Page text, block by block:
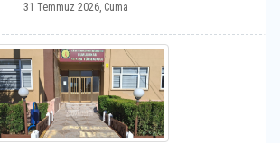
31 Temmuz 2026, Cuma